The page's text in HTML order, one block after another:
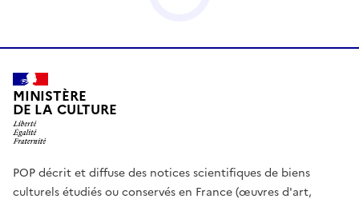
MINISTÈRE
DE LA CULTURE
POP décrit et diffuse des notices scientifiques de biens
culturels étudiés ou conservés en France (œuvres d'art,